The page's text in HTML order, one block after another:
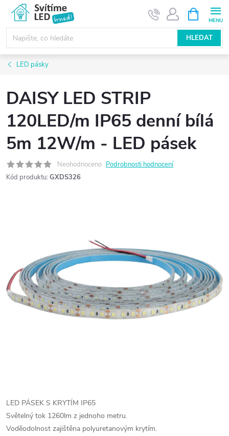
obsah
HLEDAT
NÁKUPNÍ
KOŠÍK
LED pásky
DAISY LED STRIP
120LED/m IP65 denní bílá
5m 12W/m - LED pásek
Neohodnoceno Podrobnosti hodnocení
Kód produktu: GXDS326
LED PÁSEK S KRYTÍM IP65
Světelný tok 1260lm z jednoho metru.
Voděodolnost zajištěna polyuretanovým krytím.